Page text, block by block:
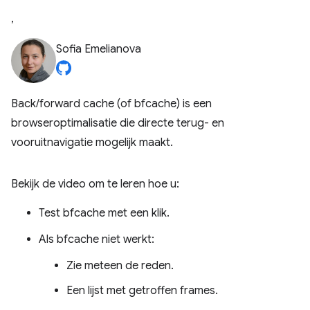
,
Sofia Emelianova
Back/forward cache (of bfcache) is een
browseroptimalisatie die directe terug- en
vooruitnavigatie mogelijk maakt.
Bekijk de video om te leren hoe u:
Test bfcache met een klik.
Als bfcache niet werkt:
Zie meteen de reden.
Een lijst met getroffen frames.